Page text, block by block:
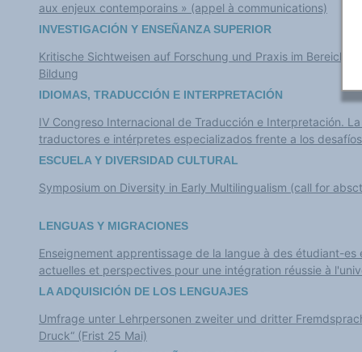
aux enjeux contemporains » (appel à communications)
INVESTIGACIÓN Y ENSEÑANZA SUPERIOR
Kritische Sichtweisen auf Forschung und Praxis im Bereich
Bildung
IDIOMAS, TRADUCCIÓN E INTERPRETACIÓN
IV Congreso Internacional de Traducción e Interpretación.
traductores e intérpretes especializados frente a los
ESCUELA Y DIVERSIDAD CULTURAL
Symposium on Diversity in Early Multilingualism (call for
LENGUAS Y MIGRACIONES
Enseignement apprentissage de la langue à des étudiant-
actuelles et perspectives pour une intégration réussie à
LA ADQUISICIÓN DE LOS LENGUAJES
Umfrage unter Lehrpersonen zweiter und dritter
Druck“ (Frist 25 Mai)